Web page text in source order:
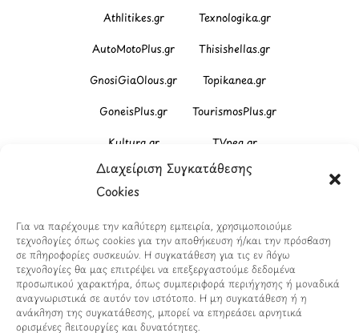
Διαχείριση Συγκατάθεσης
Cookies
Για να παρέχουμε την καλύτερη εμπειρία, χρησιμοποιούμε
τεχνολογίες όπως cookies για την αποθήκευση ή/και την πρόσβαση
σε πληροφορίες συσκευών. Η συγκατάθεση για τις εν λόγω
τεχνολογίες θα μας επιτρέψει να επεξεργαστούμε δεδομένα
προσωπικού χαρακτήρα, όπως συμπεριφορά περιήγησης ή μοναδικά
αναγνωριστικά σε αυτόν τον ιστότοπο. Η μη συγκατάθεση ή η
ανάκληση της συγκατάθεσης, μπορεί να επηρεάσει αρνητικά
ορισμένες λειτουργίες και δυνατότητες.
Athlitikes.gr Texnologika.gr
AutoMotoPlus.gr Thisishellas.gr
GnosiGiaOlous.gr Topikanea.gr
GoneisPlus.gr TourismosPlus.gr
Kultura.gr TVnea.gr
Loatki.gr Upnow.gr
ModernaGynaika.gr Xristianika.gr
OikonomiaPlus.gr ZoumeKalytera.gr
Oikotropia.gr ZoumeSpiti.gr
Perepet.gr